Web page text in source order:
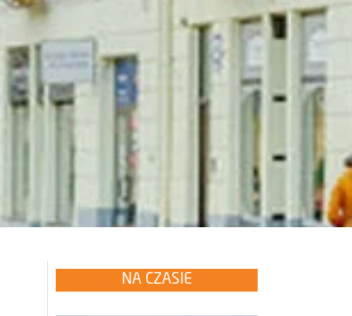
NA CZASIE